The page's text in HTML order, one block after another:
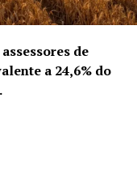
de
a 24,6% do